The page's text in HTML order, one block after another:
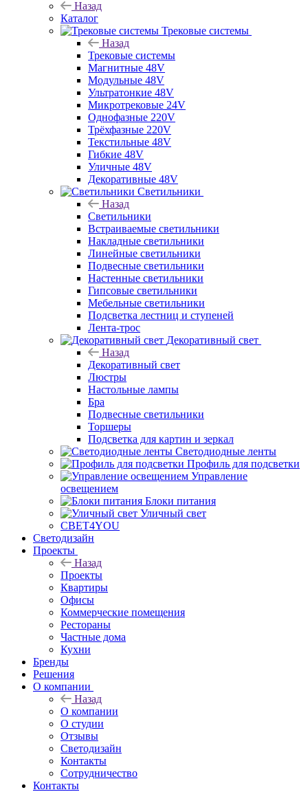
Назад
Каталог
Трековые системы
Назад
Трековые системы
Магнитные 48V
Модульные 48V
Ультратонкие 48V
Микротрековые 24V
Однофазные 220V
Трёхфазные 220V
Текстильные 48V
Гибкие 48V
Уличные 48V
Декоративные 48V
Светильники
Назад
Светильники
Встраиваемые светильники
Накладные светильники
Линейные светильники
Подвесные светильники
Настенные светильники
Гипсовые светильники
Мебельные светильники
Подсветка лестниц и ступеней
Лента-трос
Декоративный свет
Назад
Декоративный свет
Люстры
Настольные лампы
Бра
Подвесные светильники
Торшеры
Подсветка для картин и зеркал
Светодиодные ленты
Профиль для подсветки
Управление
освещением
Блоки питания
Уличный свет
СВЕТ4YOU
Светодизайн
Проекты
Назад
Проекты
Квартиры
Офисы
Коммерческие помещения
Рестораны
Частные дома
Кухни
Бренды
Решения
О компании
Назад
О компании
О студии
Отзывы
Светодизайн
Контакты
Сотрудничество
Контакты